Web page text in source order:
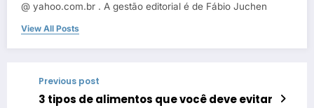
@ yahoo.com.br . A gestão editorial é de Fábio Juchen
View All Posts
Previous post
3 tipos de alimentos que você deve evitar